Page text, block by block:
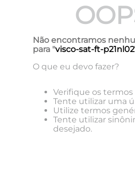
Não encontramos
para "visco-sat-ft-
O que eu devo fazer?
Verifique os
Tente utilizar uma
Utilize termos
Tente utilizar
desejado.